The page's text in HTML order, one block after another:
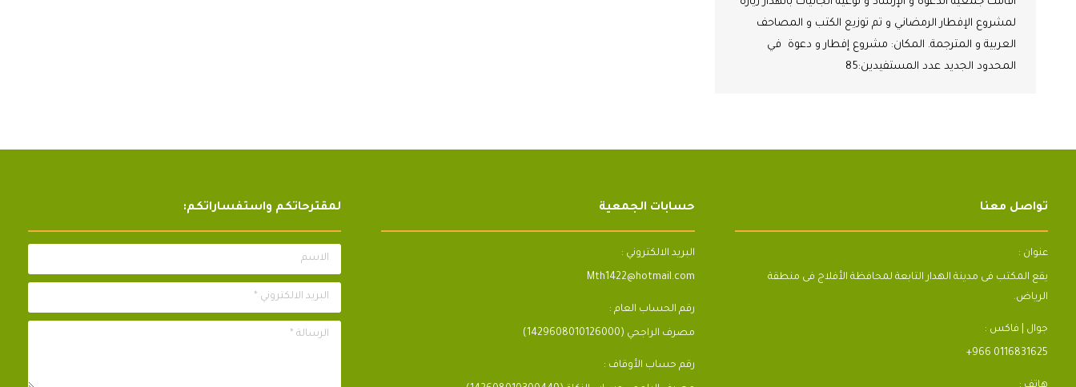
لمشروع الإفطار الرمضاني و تم توزيع الكتب و المصاحف
العربية و المترجمة. المكان: مشروع إفطار و دعوة في
المحدود الجديد عدد المستفيدين:85
تواصل معنا
عنوان :
يقع المكتب فى مدينة الهدار التابعة لمحافظة الأفلاج فى منطقة
الرياض.
جوال | فاكس :
+966 0116831625
حسابات الجمعية
البريد الالكتروني :
Mth1422@hotmail.com
رقم الحساب العام :
مصرف الراجحي (1429608010126000)
رقم حساب الأوقاف :
لمقترحاتكم واستفساراتكم:
الاسم
البريد الالكتروني *
الرسالة *